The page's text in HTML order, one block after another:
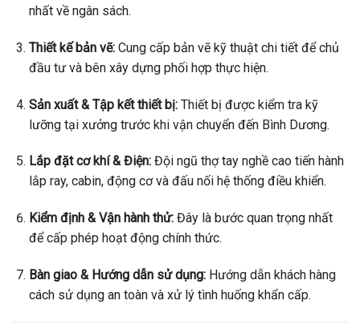
nhất về ngân sách.
Thiết kế bản vẽ:Cung cấp bản vẽ kỹ thuật chi tiết để chủ
đầu tư và bên xây dựng phối hợp thực hiện.
Sản xuất & Tập kết thiết bị:Thiết bị được kiểm tra kỹ
lưỡng tại xưởng trước khi vận chuyển đến Bình Dương.
Lắp đặt cơ khí & Điện:Đội ngũ thợ tay nghề cao tiến hành
lắp ray, cabin, động cơ và đấu nối hệ thống điều khiển.
Kiểm định & Vận hành thử:Đây là bước quan trọng nhất
để cấp phép hoạt động chính thức.
Bàn giao & Hướng dẫn sử dụng:Hướng dẫn khách hàng
cách sử dụng an toàn và xử lý tình huống khẩn cấp.